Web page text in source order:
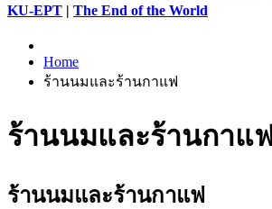
KU-EPT | The End of the World
Home
ร้านนมและร้านกาแฟ
ร้านนมและร้านกาแฟ
ร้านนมและร้านกาแฟ